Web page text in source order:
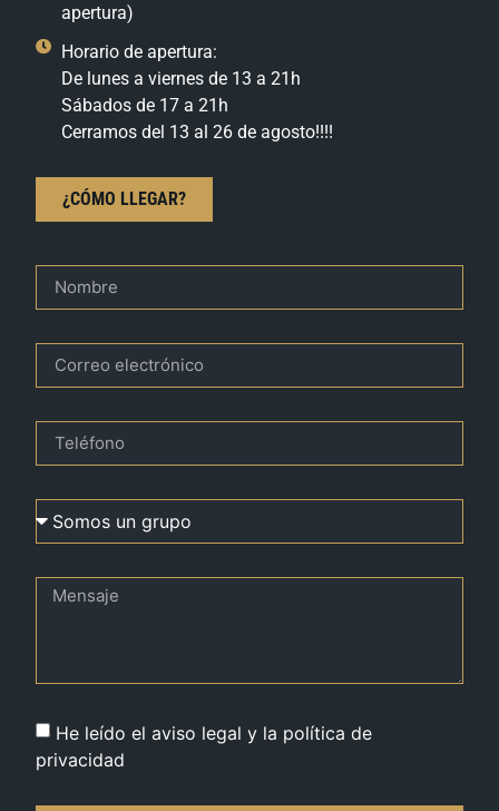
apertura)
Horario de apertura:
De lunes a viernes de 13 a 21h
Sábados de 17 a 21h
Cerramos del 13 al 26 de agosto!!!!
¿CÓMO LLEGAR?
He leído el aviso legal y la política de
privacidad